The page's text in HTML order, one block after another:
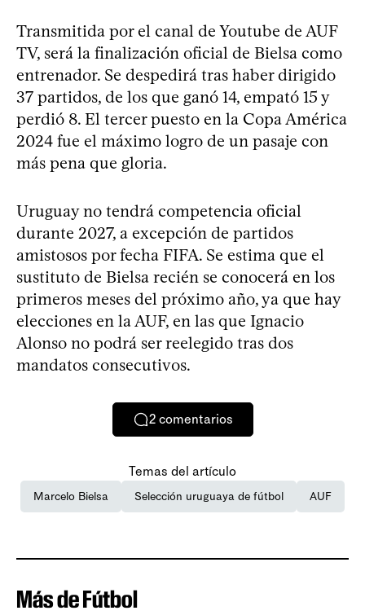
Transmitida por el canal de Youtube de AUF
TV, será la finalización oficial de Bielsa como
entrenador. Se despedirá tras haber dirigido
37 partidos, de los que ganó 14, empató 15 y
perdió 8. El tercer puesto en la Copa América
2024 fue el máximo logro de un pasaje con
más pena que gloria.
Uruguay no tendrá competencia oficial
durante 2027, a excepción de partidos
amistosos por fecha FIFA. Se estima que el
sustituto de Bielsa recién se conocerá en los
primeros meses del próximo año, ya que hay
elecciones en la AUF, en las que Ignacio
Alonso no podrá ser reelegido tras dos
mandatos consecutivos.
2 comentarios
Temas del artículo
Marcelo Bielsa Selección uruguaya de fútbol AUF
Más de Fútbol